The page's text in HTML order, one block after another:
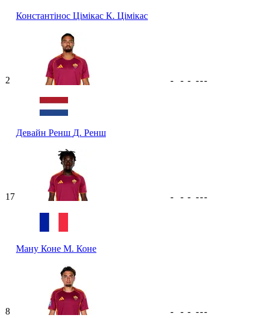
Константінос Цімікас К. Цімікас
2
Девайн Ренш Д. Ренш
- - - ---
17
Ману Коне М. Коне
- - - ---
8 - - - ---